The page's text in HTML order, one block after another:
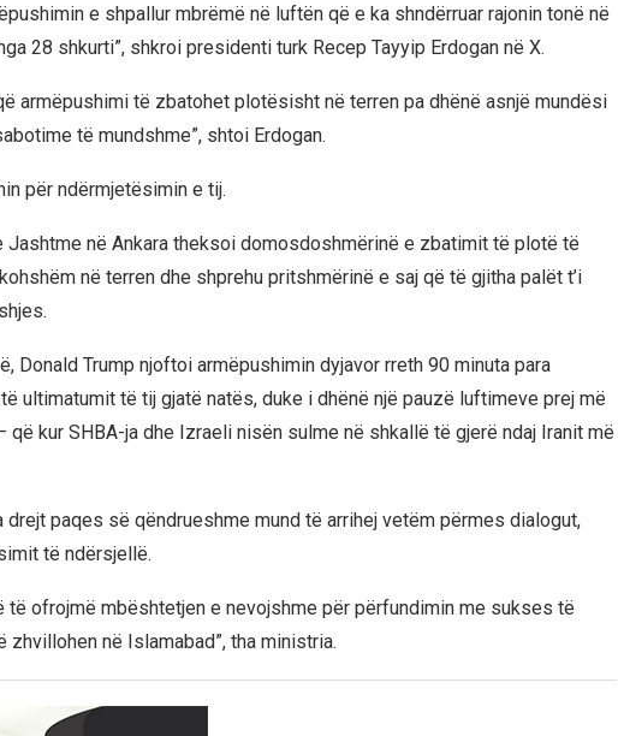
e shpallur mbrëmë në luftën që e ka shndërruar rajonin tonë në
28 shkurti”, shkroi presidenti turk Recep Tayyip Erdogan në X.
armëpushimi të zbatohet plotësisht në terren pa dhënë asnjë mundësi
të mundshme”, shtoi Erdogan.
për ndërmjetësimin e tij.
Jashtme në Ankara theksoi domosdoshmërinë e zbatimit të plotë të
në terren dhe shprehu pritshmërinë e saj që të gjitha palët t’i
Donald Trump njoftoi armëpushimin dyjavor rreth 90 minuta para
ultimatumit të tij gjatë natës, duke i dhënë një pauzë luftimeve prej më
që kur SHBA-ja dhe Izraeli nisën sulme në shkallë të gjerë ndaj Iranit më
drejt paqes së qëndrueshme mund të arrihej vetëm përmes dialogut,
të ndërsjellë.
të ofrojmë mbështetjen e nevojshme për përfundimin me sukses të
zhvillohen në Islamabad”, tha ministria.